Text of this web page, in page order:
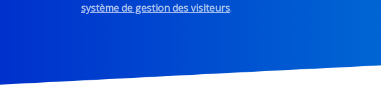
système de gestion des visiteurs.